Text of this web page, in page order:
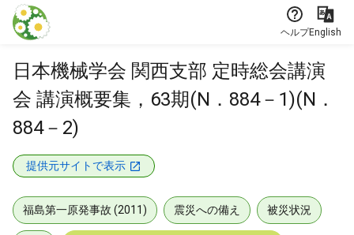
本文に飛ぶ
ヘルプEnglish
日本機械学会 関西支部 定時総会講演
会 講演概要集，63期(N．884－1)(N．
884－2)
提供元サイトで表示
福島第一原発事故 (2011) 震災への備え 被災状況